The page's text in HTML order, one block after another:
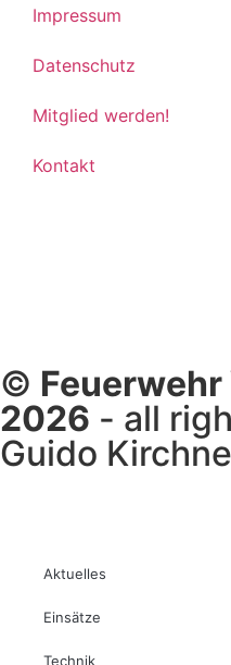
Impressum
Datenschutz
Mitglied werden!
Kontakt
©
2026 - all
Guido
Aktuelles
Einsätze
Technik